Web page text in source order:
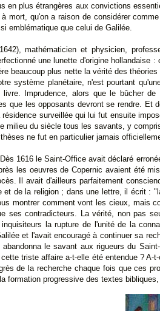
en plus étrangères aux convictions
mort, qu'on a raison de considérer
emblématique que celui de Galilée.
mathématicien et physicien,
une lunette d'origine
beaucoup plus nette la vérité des
système planétaire, n'est pourtant
livre. Imprudence, alors que le bûcher
que les opposants devront se rendre. Et
surveillée qui lui fut ensuite
milieu du siècle tous les savants, y
ne fut en particulier jamais
1616 le Saint-Office avait déclaré
les oeuvres de Copernic avaient été
Il avait d'ailleurs parfaitement
et de la religion ; dans une lettre, il écrit :
montrer comment vont les cieux, mais
ses contradicteurs. La vérité, non pas
la rupture de l'unité de la
et l'avait encouragé à continuer sa
le savant aux rigueurs du
triste affaire a-t-elle été entendue ?
de la recherche chaque fois que ces
formation progressive des textes